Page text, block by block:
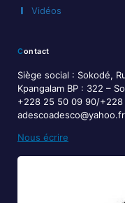
Vidéos
Contact
Siège social : Sokodé,
Kpangalam BP : 322 –
+228 25 50 09 90/+228
Nous écrire